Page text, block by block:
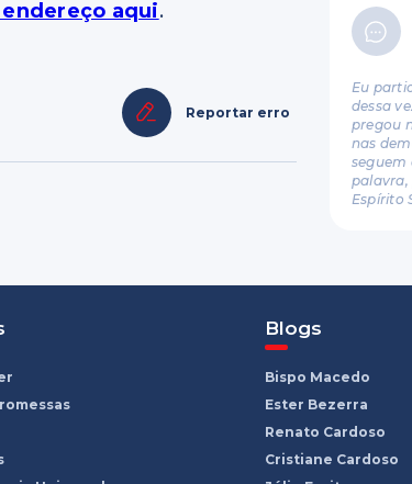
aqui.
Reportar erro
Eu
dessa
pregou
nas
seguem
palavra,
Espírito
Blogs
Bispo Macedo
Ester Bezerra
Renato Cardoso
Cristiane Cardoso